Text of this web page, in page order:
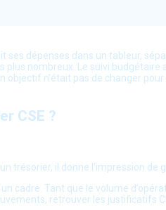
dépenses dans un tableur,
nombreux. Le suivi budgétaire
objectif n’était pas de changer
CSE ?
il donne l’impression de
cadre. Tant que le volume
retrouver les justificatifs